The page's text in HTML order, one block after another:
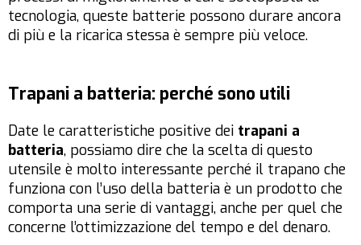
tecnologia, queste batterie possono durare ancora
di più e la ricarica stessa è sempre più veloce.
Trapani a batteria: perché sono utili
Date le caratteristiche positive dei trapani a
batteria, possiamo dire che la scelta di questo
utensile è molto interessante perché il trapano che
funziona con l’uso della batteria è un prodotto che
comporta una serie di vantaggi, anche per quel che
concerne l’ottimizzazione del tempo e del denaro.